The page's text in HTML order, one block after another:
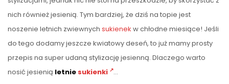
nich również jesienią. Tym bardziej, że dziś na topie jest
noszenie letnich zwiewnych sukienek w chłodne miesiące! Jeśli
do tego dodamy jeszcze kwiatowy deseń, to już mamy prosty
przepis na super udaną stylizację jesienną. Dlaczego warto
nosić jesienią letnie sukienki …